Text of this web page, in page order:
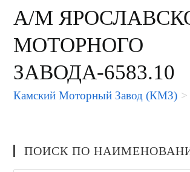
А/М
МОТОРНОГО
ЗАВОДА-6583.10
Камский Моторный Завод (КМЗ) >
ПОИСК ПО